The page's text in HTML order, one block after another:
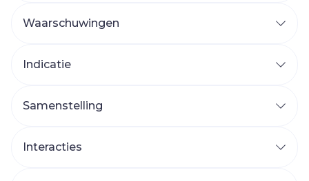
Waarschuwingen
Indicatie
Samenstelling
Interacties